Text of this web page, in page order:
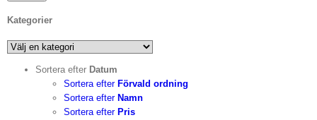
Kategorier
Sortera efter Datum
Sortera efter Förvald ordning
Sortera efter Namn
Sortera efter Pris